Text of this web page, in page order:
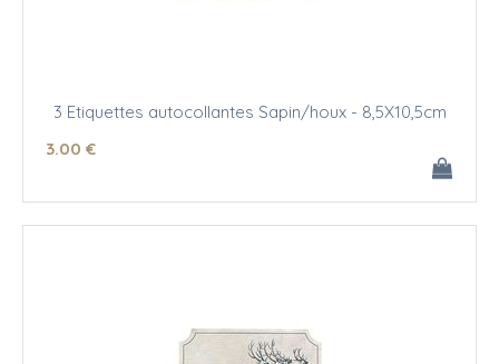
3 Etiquettes autocollantes Sapin/houx - 8,5X10,5cm
3.00 €